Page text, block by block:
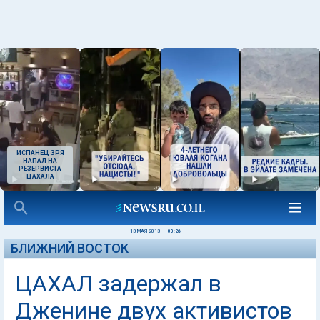
ИСПАНЕЦ ЗРЯ
НАПАЛ НА
РЕЗЕРВИСТА
ЦАХАЛА
13 МАЯ 2013 00:26
БЛИЖНИЙ ВОСТОК
ЦАХАЛ задержал в
Дженине двух активистов